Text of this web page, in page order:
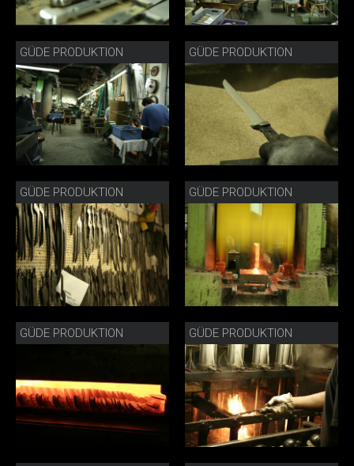
GÜDE PRODUKTION GÜDE PRODUKTION
GÜDE PRODUKTION GÜDE PRODUKTION
GÜDE PRODUKTION GÜDE PRODUKTION